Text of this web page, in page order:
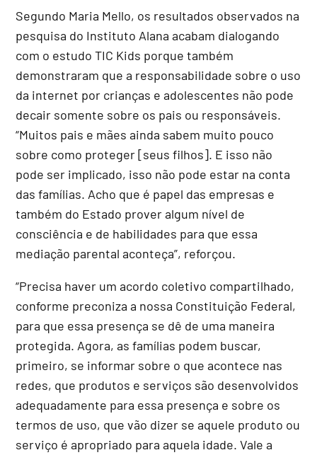
Segundo Maria Mello, os resultados observados na
pesquisa do Instituto Alana acabam dialogando
com o estudo TIC Kids porque também
demonstraram que a responsabilidade sobre o uso
da internet por crianças e adolescentes não pode
decair somente sobre os pais ou responsáveis.
“Muitos pais e mães ainda sabem muito pouco
sobre como proteger [seus filhos]. E isso não
pode ser implicado, isso não pode estar na conta
das famílias. Acho que é papel das empresas e
também do Estado prover algum nível de
consciência e de habilidades para que essa
mediação parental aconteça”, reforçou.
“Precisa haver um acordo coletivo compartilhado,
conforme preconiza a nossa Constituição Federal,
para que essa presença se dê de uma maneira
protegida. Agora, as famílias podem buscar,
primeiro, se informar sobre o que acontece nas
redes, que produtos e serviços são desenvolvidos
adequadamente para essa presença e sobre os
termos de uso, que vão dizer se aquele produto ou
serviço é apropriado para aquela idade. Vale a